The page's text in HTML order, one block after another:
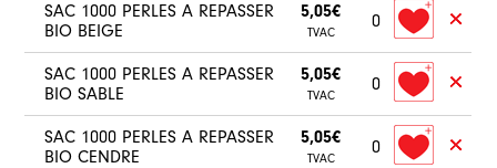
SAC 1000 PERLES A REPASSER
BIO BEIGE
5,05€
TVAC
0
SAC 1000 PERLES A REPASSER
BIO SABLE
5,05€
TVAC
0
SAC 1000 PERLES A REPASSER
BIO CENDRE
5,05€
TVAC
0